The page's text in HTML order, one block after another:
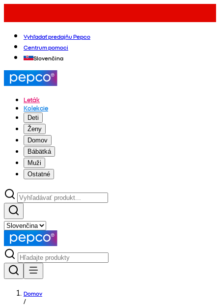
Vyhľadať predajňu Pepco
Centrum pomoci
Slovenčina
Leták
Kolekcie
Deti
Ženy
Domov
Bábätká
Muži
Ostatné
Domov
/